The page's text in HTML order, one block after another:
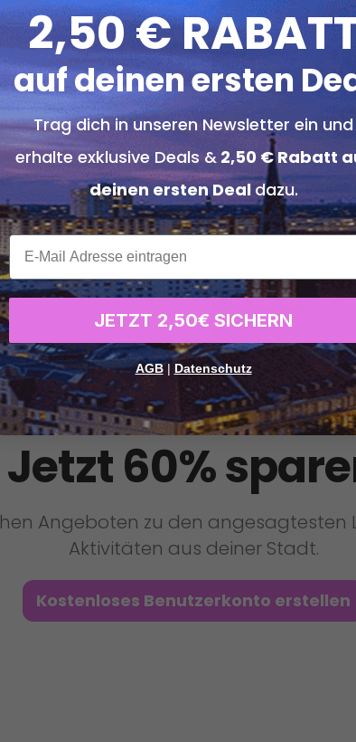
Jetzt 60%
Angeboten zu den angesagtesten
Aktivitäten aus deiner Stadt.
Kostenloses Benutzerkonto erstellen
2,50 €
auf deinen ersten
Trag dich in unseren Newsletter ein und
erhalte exklusive Deals &2,50 € Rabatt
deinen ersten Dealdazu.
xxx
JETZT 2,50€ SICHERN
AGB| Datenschutz